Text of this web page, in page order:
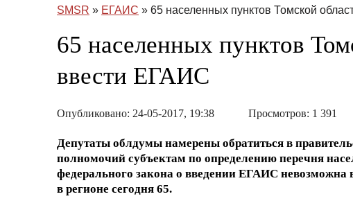
SMSR » ЕГАИС » 65 населенных пунктов Томской
65 населенных пунктов
ввести ЕГАИС
Опубликовано: 24-05-2017, 19:38 Просмотров: 1 391
Депутаты облдумы намерены обратиться в
полномочий субъектам по определению перечня
федерального закона о введении ЕГАИС невозможна
в регионе сегодня 65.